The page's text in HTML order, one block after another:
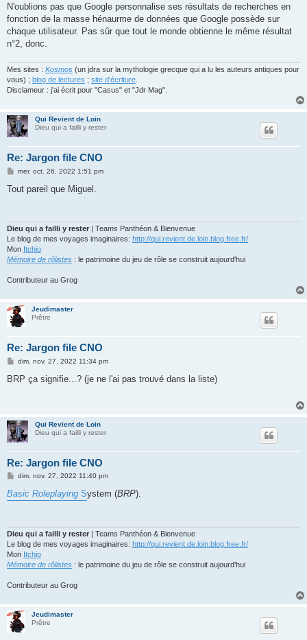
s
a
g
N'oublions pas que Google personnalise ses résultats de recherches en
fonction de la masse hénaurme de données que Google possède sur
chaque utilisateur. Pas sûr que tout le monde obtienne le même résultat
n°2, donc.
Mes sites : Kosmos (un jdra sur la mythologie grecque qui a lu les auteurs antiques pour
vous) ; blog de lectures ; site d'écriture
Disclameur : j'ai écrit pour "Casus" et "Jdr Mag".
Qui Revient de Loin
Dieu qui a failli y rester
Re: Jargon file CNO
M
s
mer. oct. 26, 2022 1:51 pm
Tout pareil que Miguel.
Dieu qui a failli y rester
| Teams Panthéon & Bienvenue
Le blog de mes voyages imaginaires: http://qui.revient.de.loin.blog.free.fr/
Mon Itchio
Mémoire de rôlistes : le patrimoine du jeu de rôle se construit aujourd'hui
Contributeur au Grog
Jeudimaster
Prêtre
Re: Jargon file CNO
M
s
dim. nov. 27, 2022 11:34 pm
BRP ça signifie...? (je ne l'ai pas trouvé dans la liste)
Qui Revient de Loin
Dieu qui a failli y rester
Re: Jargon file CNO
M
s
s
dim. nov. 27, 2022 11:40 pm
Basic Roleplaying System (BRP).
Dieu qui a failli y rester | Teams Panthéon & Bienvenue
Le blog de mes voyages imaginaires: http://qui.revient.de.loin.blog.free.fr/
Mon Itchio
Mémoire de rôlistes : le patrimoine du jeu de rôle se construit aujourd'hui
Contributeur au Grog
Jeudimaster
Prêtre